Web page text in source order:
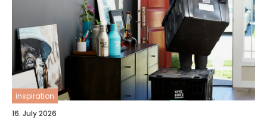
inspiration
16. July 2026